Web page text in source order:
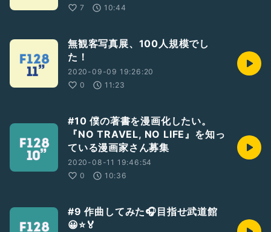
7
10:44
無観客写真展、100人規模でし
た！
2020-09-09 19:26:20
0
11:23
#10 僕の著書を漫画化したい。
『NO TRAVEL, NO LIFE』を知っ
ている漫画家さん募集
2020-08-11 19:46:54
0
10:36
#9 作曲してみた🎧目指せ武道館
😀⭐🏅